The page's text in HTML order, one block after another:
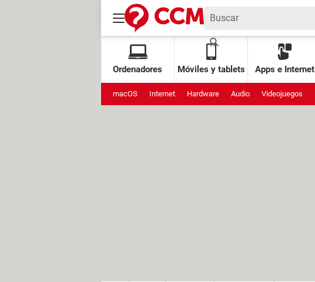
Ordenadores Móviles y tablets Apps e Internet
macOS Internet Hardware Audio Videojuegos